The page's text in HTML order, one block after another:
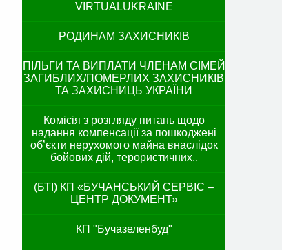
VIRTUALUKRAINE
РОДИНАМ ЗАХИСНИКІВ
ПІЛЬГИ ТА ВИПЛАТИ ЧЛЕНАМ СІМЕЙ
ЗАГИБЛИХ/ПОМЕРЛИХ ЗАХИСНИКІВ
ТА ЗАХИСНИЦЬ УКРАЇНИ
Комісія з розгляду питань щодо
надання компенсації за пошкоджені
об’єкти нерухомого майна внаслідок
бойових дій, терористичних..
(БТІ) КП «БУЧАНСЬКИЙ СЕРВІС –
ЦЕНТР ДОКУМЕНТ»
КП "Бучазеленбуд"